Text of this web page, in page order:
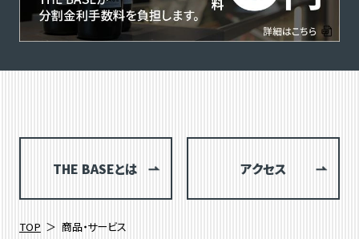
THE BASEとは アクセス
TOP 商品・サービス